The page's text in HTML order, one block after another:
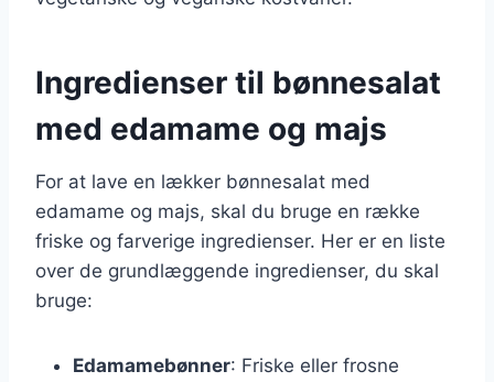
Ingredienser til bønnesalat
med edamame og majs
For at lave en lækker bønnesalat med
edamame og majs, skal du bruge en række
friske og farverige ingredienser. Her er en liste
over de grundlæggende ingredienser, du skal
bruge:
Edamamebønner: Friske eller frosne